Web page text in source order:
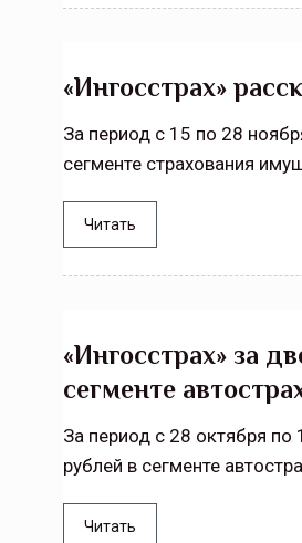
«Ингосстрах»
За период с 15 по 28
сегменте страхования
Читать
«Ингосстрах» за
сегменте
За период с 28 октября
рублей в сегменте
Читать
традициями
ССТ, 2025